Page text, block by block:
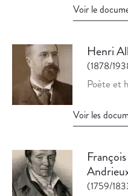
Voir le
Henri
(1878/
Poète et
Voir les
(1759/